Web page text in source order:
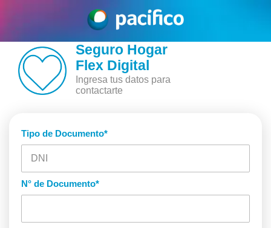
Seguro Hogar
Flex Digital
Ingresa tus datos para
contactarte
Tipo de Documento*
N° de Documento*